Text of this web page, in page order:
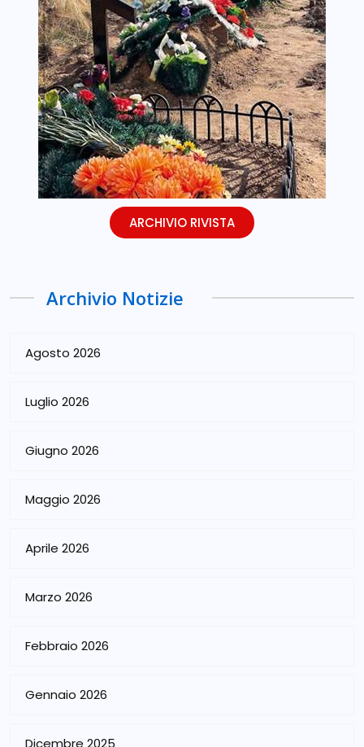
ARCHIVIO RIVISTA
Archivio Notizie
Agosto 2026
Luglio 2026
Giugno 2026
Maggio 2026
Aprile 2026
Marzo 2026
Febbraio 2026
Gennaio 2026
Dicembre 2025